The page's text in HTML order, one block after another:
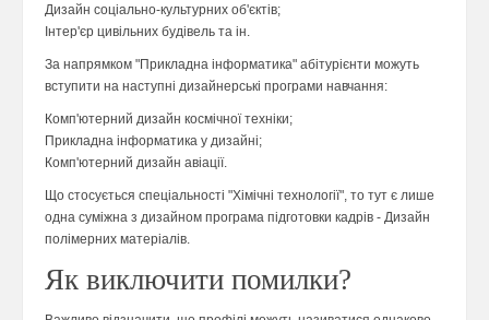
Дизайн соціально-культурних об'єктів;
Інтер'єр цивільних будівель та ін.
За напрямком "Прикладна інформатика" абітурієнти можуть
вступити на наступні дизайнерські програми навчання:
Комп'ютерний дизайн космічної техніки;
Прикладна інформатика у дизайні;
Комп'ютерний дизайн авіації.
Що стосується спеціальності "Хімічні технології", то тут є лише
одна суміжна з дизайном програма підготовки кадрів - Дизайн
полімерних матеріалів.
Як виключити помилки?